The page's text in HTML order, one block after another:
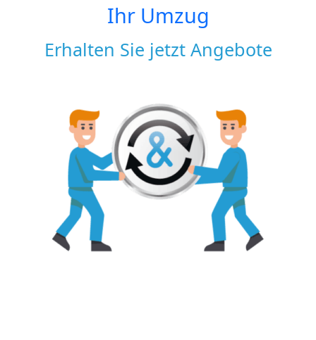
Ihr Umzug
Erhalten Sie jetzt Angebote